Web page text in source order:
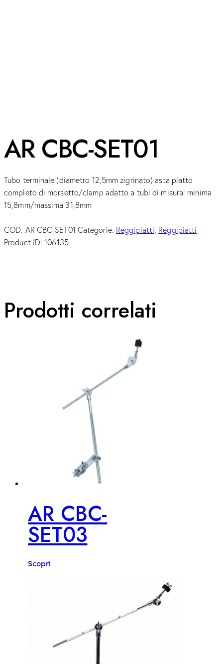
AR CBC-SET01
Tubo terminale (diametro 12,5mm zigrinato) asta piatto
completo di morsetto/clamp adatto a tubi di misura: minima
15,8mm/massima 31,8mm
COD: AR CBC-SET01 Categorie: Reggipiatti, Reggipiatti
Product ID:106135
Prodotti correlati
AR CBC-
SET03
Scopri